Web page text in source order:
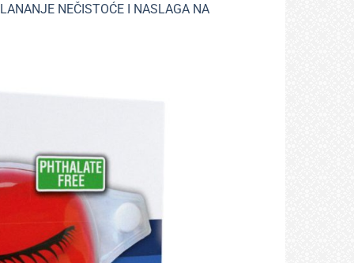
NEČISTOĆE I NASLAGA NA